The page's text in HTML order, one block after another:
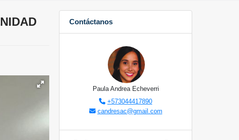
Contáctanos
Paula Andrea Echeverri
+573044417890
candresac@gmail.com